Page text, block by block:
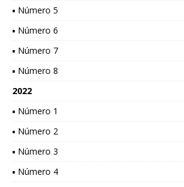
▪ Número 5
▪ Número 6
▪ Número 7
▪ Número 8
2022
▪ Número 1
▪ Número 2
▪ Número 3
▪ Número 4